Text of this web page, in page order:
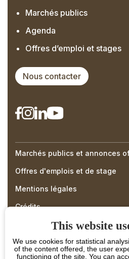
Marchés publics
Agenda
Offres d’emploi et stages
Nous contacter
Right
Menu
Footer
Marchés publics et annonces
Offres d'emplois et de stage
Mentions légales
Crédits
This website
We use cookies for statistical
of the content offered, the user
functioning of the site. You can